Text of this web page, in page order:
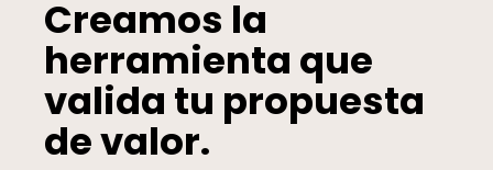
Creamos la
herramienta que
valida tu propuesta
de valor.